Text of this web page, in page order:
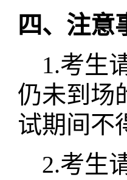
四、注意
1.考生
仍未到场
试期间不
2.考生